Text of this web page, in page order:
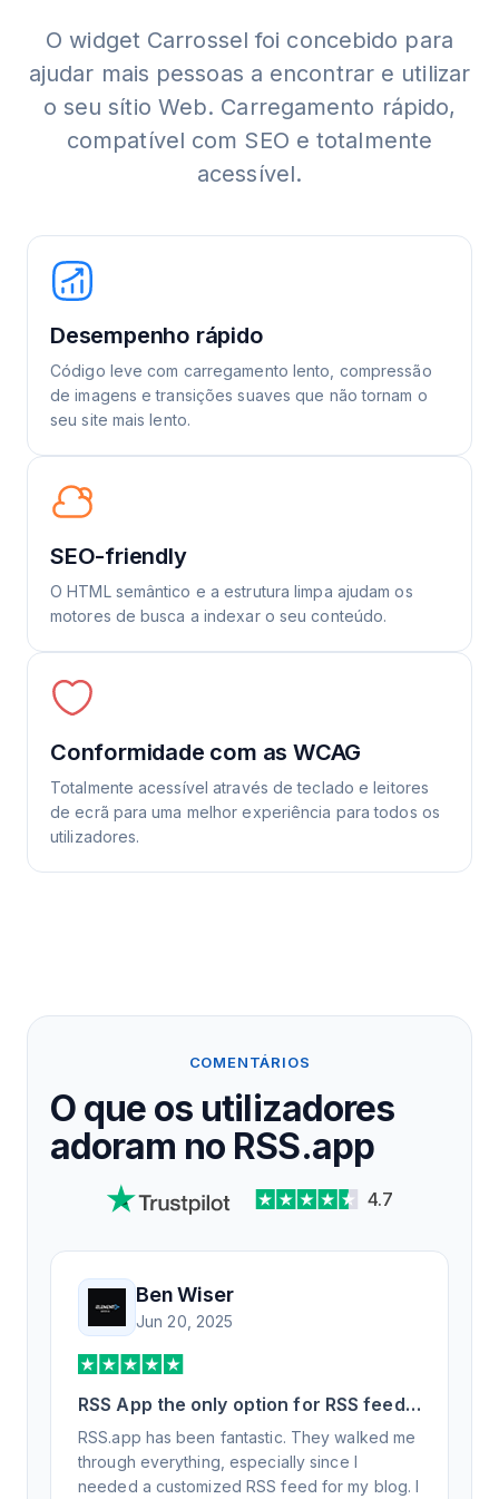
O widget Carrossel foi concebido para
ajudar mais pessoas a encontrar e utilizar
o seu sítio Web. Carregamento rápido,
compatível com SEO e totalmente
acessível.
Desempenho rápido
Código leve com carregamento lento, compressão
de imagens e transições suaves que não tornam o
seu site mais lento.
SEO-friendly
O HTML semântico e a estrutura limpa ajudam os
motores de busca a indexar o seu conteúdo.
Conformidade com as WCAG
Totalmente acessível através de teclado e leitores
de ecrã para uma melhor experiência para todos os
utilizadores.
COMENTÁRIOS
O que os utilizadores
adoram no RSS.app
4.7
Ben Wiser
Jun 20, 2025
RSS App the only option for RSS feed
generation
RSS.app has been fantastic. They walked me
through everything, especially since I
needed a customized RSS feed for my blog. I